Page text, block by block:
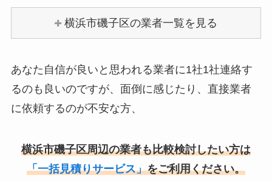
横浜市磯子区の業者一覧を見る
あなた自信が良いと思われる業者に1社1社連絡す
るのも良いのですが、面倒に感じたり、直接業者
に依頼するのが不安な方、
横浜市磯子区周辺の業者も比較検討したい方は
「一括見積りサービス」をご利用ください。